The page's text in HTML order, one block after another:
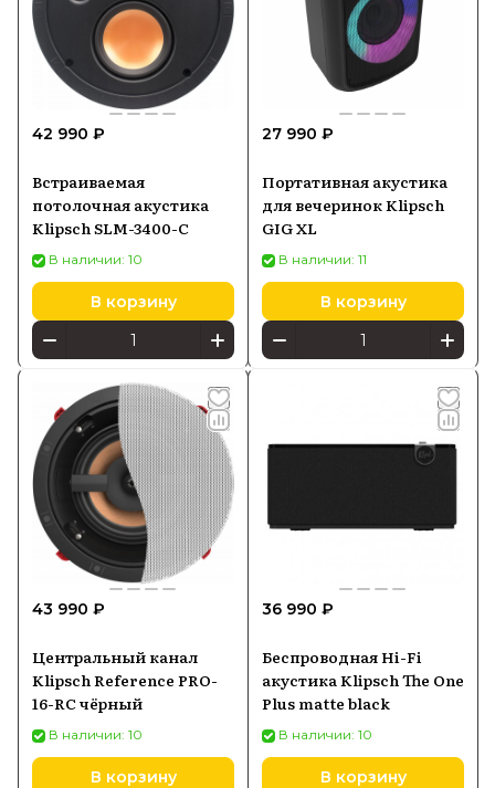
42 990 ₽
Встраиваемая
потолочная акустика
Klipsch SLM-3400-C
В наличии: 10
В корзину
27 990 ₽
Портативная акустика
для вечеринок Klipsch
GIG XL
В наличии: 11
В корзину
43 990 ₽
Центральный канал
Klipsch Reference PRO-
16-RC чёрный
В наличии: 10
В корзину
36 990 ₽
Беспроводная Hi-Fi
акустика Klipsch The One
Plus matte black
В наличии: 10
В корзину